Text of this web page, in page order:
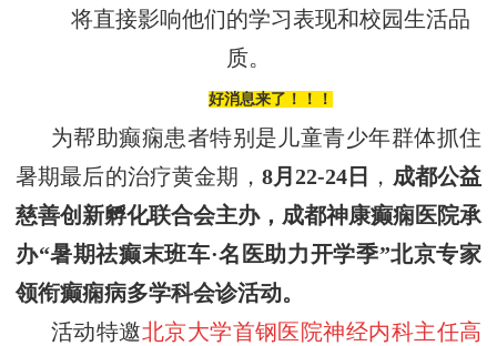
将直接影响他们的学习表现和校园生活品
质。
好消息来了！！！
为帮助癫痫患者特别是儿童青少年群体抓住
暑期最后的治疗黄金期， 8月22-24 日 ， 成都公益
慈善创新孵化联合会主办， 成都神康癫痫医院承
办“暑期祛癫末班车·名医助力开学季”北京专家
领衔癫痫病多学科会诊活动。
活动特邀北京大学首钢医院神经内科主任高